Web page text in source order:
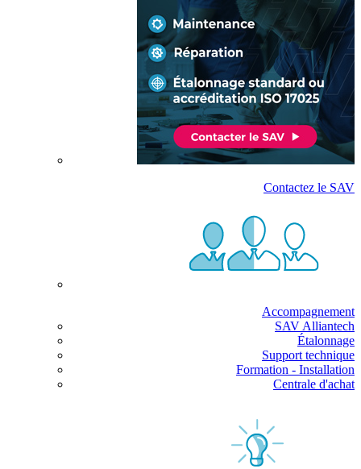
Contactez le SAV
Accompagnement
SAV Alliantech
Étalonnage
Support technique
Formation - Installation
Centrale d'achat